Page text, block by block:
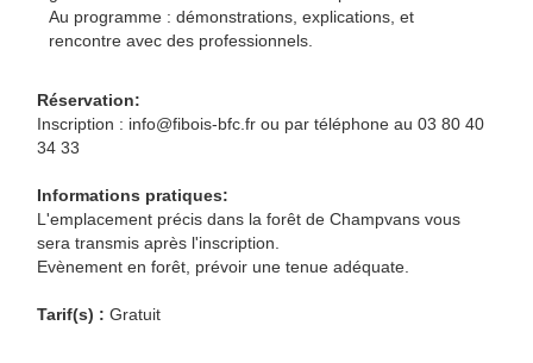
Au programme : démonstrations, explications, et
rencontre avec des professionnels.
Réservation:
Inscription : info@fibois-bfc.fr ou par téléphone au 03 80 40
34 33
Informations pratiques:
L'emplacement précis dans la forêt de Champvans vous
sera transmis après l'inscription.
Evènement en forêt, prévoir une tenue adéquate.
Tarif(s) : Gratuit